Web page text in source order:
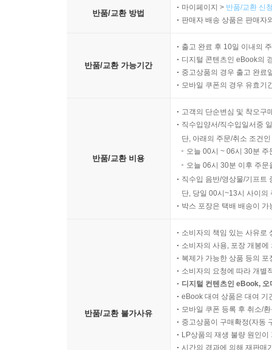
반품/교환 방법
마이페이지 > 반품/교환 신
판매자 배송 상품은 판매자
반품/교환 가능기간
출고 완료 후 10일 이내의
디지털 콘텐츠인 eBook의
중고상품의 경우 출고 완료
모바일 쿠폰의 경우 유효기
반품/교환 비용
고객의 단순변심 및 착오구
직수입양서/직수입일서중
단, 아래의 주문/취소 조건
오늘 00시 ~ 06시 30분
오늘 06시 30분 이후 주
직수입 음반/영상물/기프트
단, 당일 00시~13시 사이의
박스 포장은 택배 배송이
반품/교환 불가사유
소비자의 책임 있는 사유로
소비자의 사용, 포장 개봉
복제가 가능한 상품 등의
소비자의 요청에 따라 개별
디지털 컨텐츠인 eBook,
eBook 대여 상품은 대여 기
모바일 쿠폰 등록 후 취소/
중고상품이 구매확정(자동
LP상품의 재생 불량 원인
시간의 경과에 의해 재판매